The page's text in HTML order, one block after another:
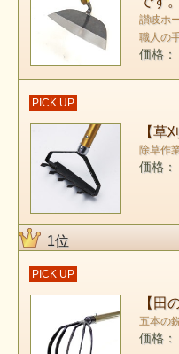
讃岐ホ
職人の
価格
PICK UP
【草
除草作
価格
1位
PICK UP
【田
五本の
価格